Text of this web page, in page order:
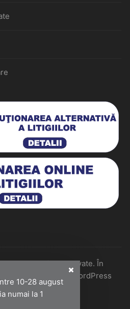
10-28 august
numai la 1
drepturile rezervate. În
& Mentenanță WordPress